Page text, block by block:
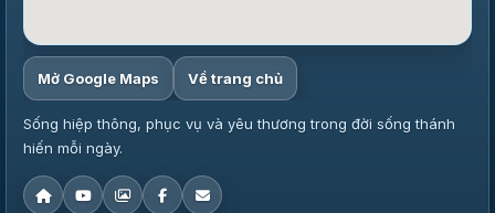
Mở Google Maps Về trang chủ
Sống hiệp thông, phục vụ và yêu thương trong đời sống thánh
hiến mỗi ngày.